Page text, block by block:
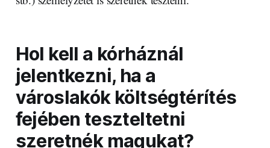
Hol kell a kórháznál
jelentkezni, ha a
városlakók költségtérítés
fejében teszteltetni
szeretnék magukat?